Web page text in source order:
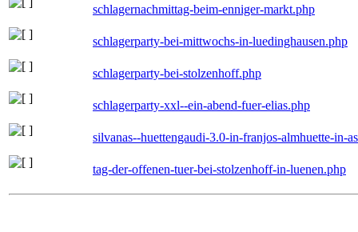
schlagernachmittag-beim-enniger-markt.php
schlagerparty-bei-mittwochs-in-luedinghausen.php
schlagerparty-bei-stolzenhoff.php
schlagerparty-xxl--ein-abend-fuer-elias.php
silvanas--huettengaudi-3.0-in-franjos-almhuette-in-
tag-der-offenen-tuer-bei-stolzenhoff-in-luenen.php